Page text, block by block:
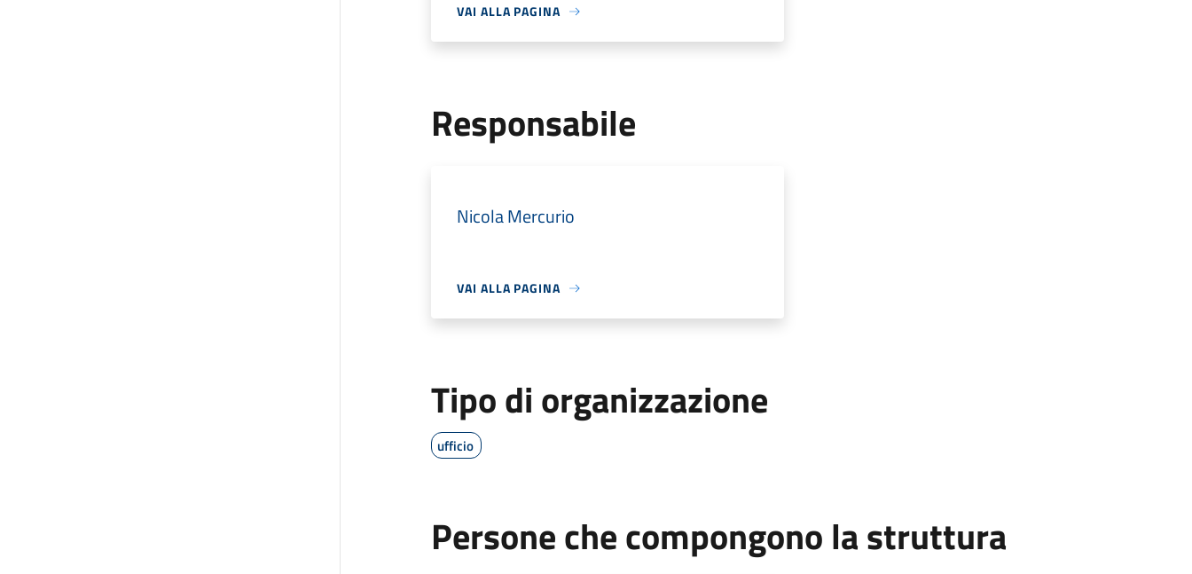
VAI ALLA PAGINA
Responsabile
Nicola Mercurio
VAI ALLA PAGINA
Tipo di organizzazione
ufficio
Persone che compongono la struttura